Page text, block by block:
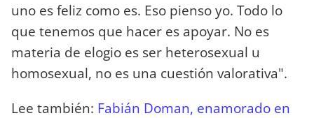
uno es feliz como es. Eso pienso yo. Todo lo
que tenemos que hacer es apoyar. No es
materia de elogio es ser heterosexual u
homosexual, no es una cuestión valorativa".
Lee también: Fabián Doman, enamorado en